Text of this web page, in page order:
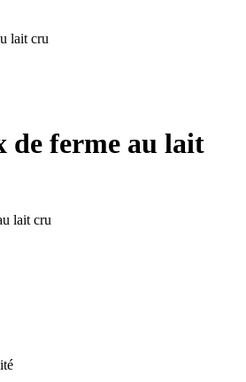
lait cru
de ferme au lait